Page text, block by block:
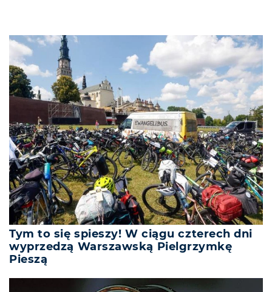
Tym to się spieszy! W ciągu czterech dni
wyprzedzą Warszawską Pielgrzymkę
Pieszą